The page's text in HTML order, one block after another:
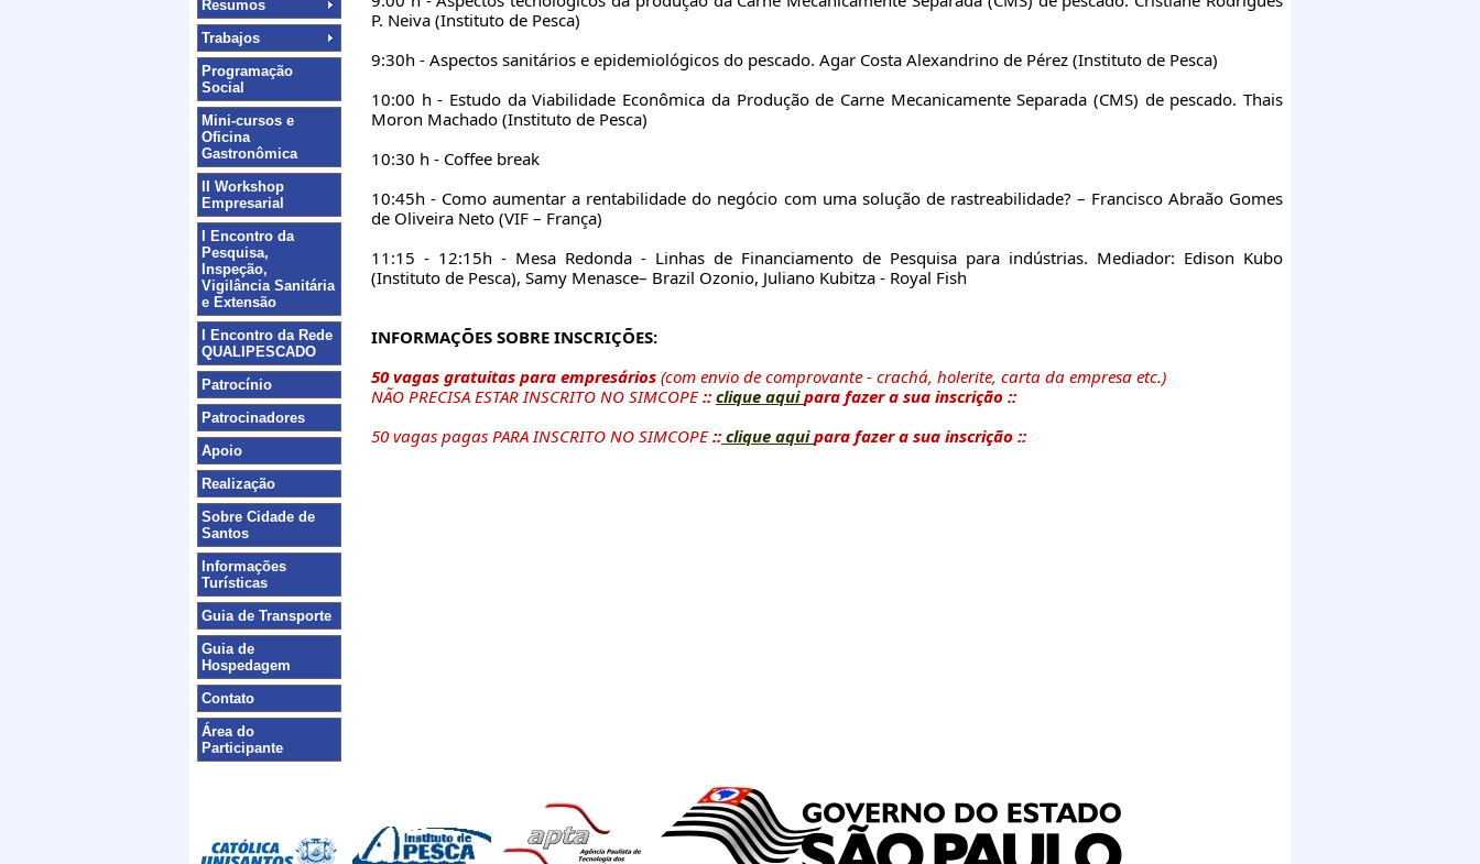
Resumos
Trabajos
Programação
Social
Mini-cursos e
Oficina
Gastronômica
II Workshop
Empresarial
I Encontro da
Pesquisa,
Inspeção,
Vigilância Sanitária
e Extensão
I Encontro da Rede
QUALIPESCADO
Patrocínio
Patrocinadores
Apoio
Realização
Sobre Cidade de
Santos
Informações
Turísticas
Guia de Transporte
Guia de
Hospedagem
Contato
Área do
Participante
P. Neiva (Instituto de Pesca)
9:30h - Aspectos sanitários e epidemiológicos do pescado. Agar Costa Alexandrino de Pérez (Instituto de Pesca)
10:00 h - Estudo da Viabilidade Econômica da Produção de Carne Mecanicamente Separada (CMS) de pescado. Thais
Moron Machado (Instituto de Pesca)
10:30 h - Coffee break
10:45h - Como aumentar a rentabilidade do negócio com uma solução de rastreabilidade? – Francisco Abraão Gomes
de Oliveira Neto (VIF – França)
11:15 - 12:15h - Mesa Redonda - Linhas de Financiamento de Pesquisa para indústrias. Mediador: Edison Kubo
(Instituto de Pesca), Samy Menasce– Brazil Ozonio, Juliano Kubitza - Royal Fish
INFORMAÇÕES SOBRE INSCRIÇÕES:
50 vagas gratuitas para empresários (com envio de comprovante - crachá, holerite, carta da empresa etc.)
NÃO PRECISA ESTAR INSCRITO NO SIMCOPE:: clique aquipara fazer a sua inscrição ::
50 vagas pagas PARA INSCRITO NO SIMCOPE:: clique aquipara fazer a sua inscrição ::